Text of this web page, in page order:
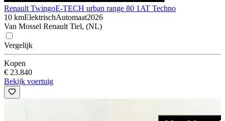
Renault TwingoE-TECH urban range 80 1AT Techno
10 kmElektrischAutomaat2026
Van Mossel Renault Tiel, (NL)
Vergelijk
Kopen
€ 23.840
Bekijk voertuig